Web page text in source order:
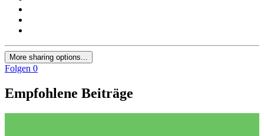
More sharing options...
Folgen 0
Empfohlene Beiträge